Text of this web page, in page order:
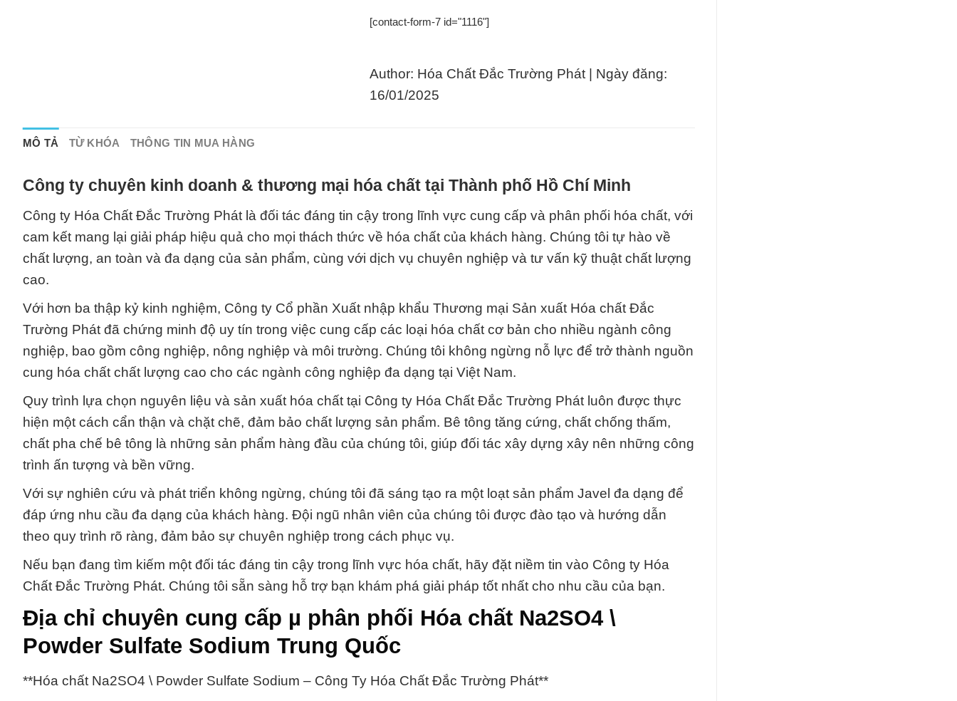
[contact-form-7 id="1116"]
Author: Hóa Chất Đắc Trường Phát | Ngày đăng:
16/01/2025
MÔ TẢ TỪ KHÓA THÔNG TIN MUA HÀNG
Công ty chuyên kinh doanh & thương mại hóa chất tại Thành phố Hồ Chí Minh
Công ty Hóa Chất Đắc Trường Phát là đối tác đáng tin cậy trong lĩnh vực cung cấp và phân phối hóa chất, với
cam kết mang lại giải pháp hiệu quả cho mọi thách thức về hóa chất của khách hàng. Chúng tôi tự hào về
chất lượng, an toàn và đa dạng của sản phẩm, cùng với dịch vụ chuyên nghiệp và tư vấn kỹ thuật chất lượng
cao.
Với hơn ba thập kỷ kinh nghiệm, Công ty Cổ phần Xuất nhập khẩu Thương mại Sản xuất Hóa chất Đắc
Trường Phát đã chứng minh độ uy tín trong việc cung cấp các loại hóa chất cơ bản cho nhiều ngành công
nghiệp, bao gồm công nghiệp, nông nghiệp và môi trường. Chúng tôi không ngừng nỗ lực để trở thành nguồn
cung hóa chất chất lượng cao cho các ngành công nghiệp đa dạng tại Việt Nam.
Quy trình lựa chọn nguyên liệu và sản xuất hóa chất tại Công ty Hóa Chất Đắc Trường Phát luôn được thực
hiện một cách cẩn thận và chặt chẽ, đảm bảo chất lượng sản phẩm. Bê tông tăng cứng, chất chống thấm,
chất pha chế bê tông là những sản phẩm hàng đầu của chúng tôi, giúp đối tác xây dựng xây nên những công
trình ấn tượng và bền vững.
Với sự nghiên cứu và phát triển không ngừng, chúng tôi đã sáng tạo ra một loạt sản phẩm Javel đa dạng để
đáp ứng nhu cầu đa dạng của khách hàng. Đội ngũ nhân viên của chúng tôi được đào tạo và hướng dẫn
theo quy trình rõ ràng, đảm bảo sự chuyên nghiệp trong cách phục vụ.
Nếu bạn đang tìm kiếm một đối tác đáng tin cậy trong lĩnh vực hóa chất, hãy đặt niềm tin vào Công ty Hóa
Chất Đắc Trường Phát. Chúng tôi sẵn sàng hỗ trợ bạn khám phá giải pháp tốt nhất cho nhu cầu của bạn.
Địa chỉ chuyên cung cấp µ phân phối Hóa chất Na2SO4 \
Powder Sulfate Sodium Trung Quốc
**Hóa chất Na2SO4 \ Powder Sulfate Sodium – Công Ty Hóa Chất Đắc Trường Phát**